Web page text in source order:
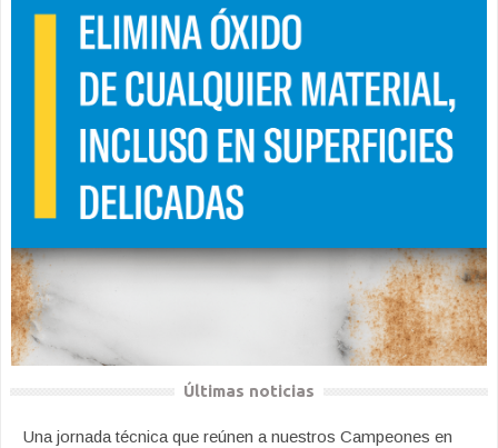
Últimas noticias
Una jornada técnica que reúnen a nuestros Campeones en